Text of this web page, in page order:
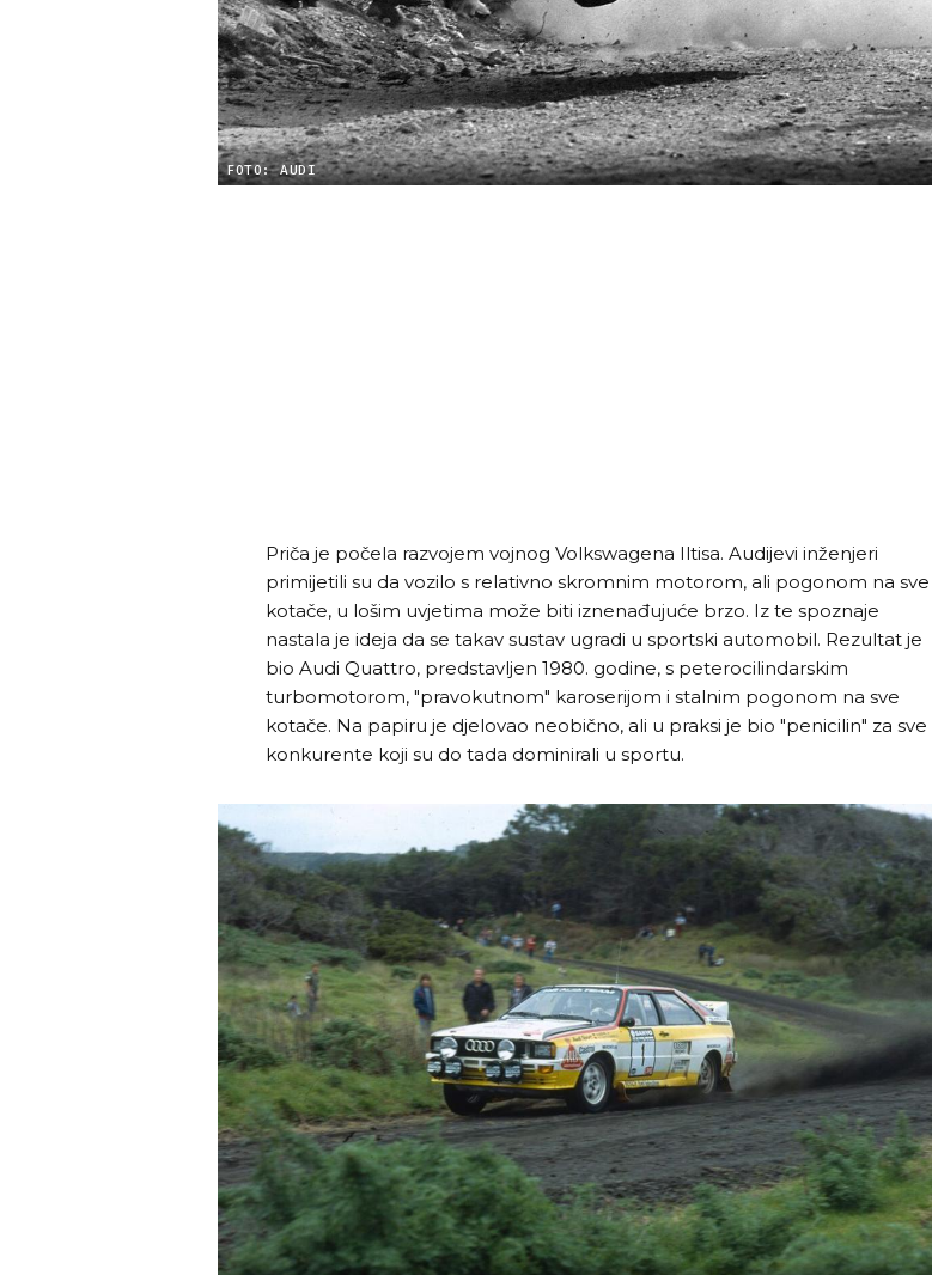
FOTO: AUDI
Priča je počela razvojem vojnog Volkswagena Iltisa. Audijevi inženjeri
primijetili su da vozilo s relativno skromnim motorom, ali pogonom na sve
kotače, u lošim uvjetima može biti iznenađujuće brzo. Iz te spoznaje
nastala je ideja da se takav sustav ugradi u sportski automobil. Rezultat je
bio Audi Quattro, predstavljen 1980. godine, s peterocilindarskim
turbomotorom, "pravokutnom" karoserijom i stalnim pogonom na sve
kotače. Na papiru je djelovao neobično, ali u praksi je bio "penicilin" za sve
konkurente koji su do tada dominirali u sportu.